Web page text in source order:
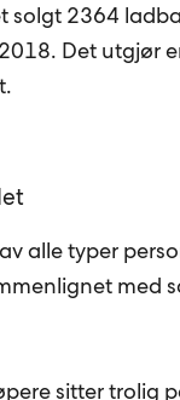
solgt 2364
Det utgjør
alle typer
med
sitter trolig